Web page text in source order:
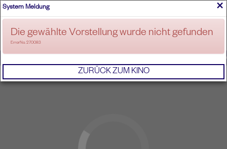
ANMELDEN
×
System Meldung
Die gewählte Vorstellung wurde nicht gefunden
ErrorNo. 270083
ZURÜCK ZUM KINO